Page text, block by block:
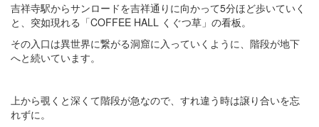
吉祥寺駅からサンロードを吉祥通りに向かって5分ほど歩いていく
と、突如現れる「COFFEE HALL くぐつ草」の看板。
その入口は異世界に繋がる洞窟に入っていくように、階段が地下
へと続いています。
上から覗くと深くて階段が急なので、すれ違う時は譲り合いを忘
れずに。